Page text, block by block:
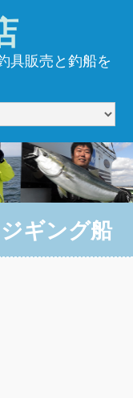
具販売と釣船を
ギング船